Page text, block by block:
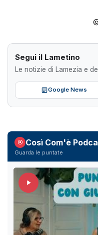
Segui il Lametino
Le notizie di Lamezia e
Google News
Così Com'è
Guarda le puntate